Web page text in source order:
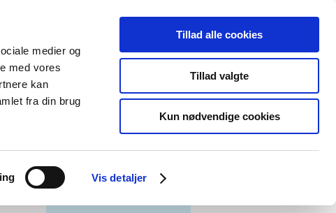
medier og
med vores
kan
fra din brug
Vis detaljer
Tillad alle cookies
Tillad valgte
Kun nødvendige cookies
Udgivelser
Medicinsk
Særlige
produktområder